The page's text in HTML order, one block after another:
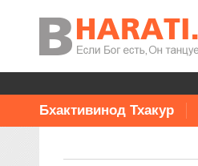
Бхактивинод Тхакур